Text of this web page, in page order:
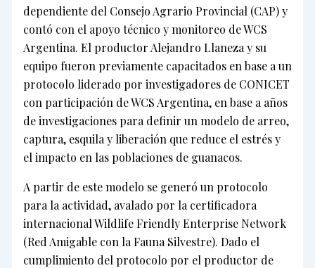
dependiente del Consejo Agrario Provincial (CAP) y
contó con el apoyo técnico y monitoreo de WCS
Argentina. El productor Alejandro Llaneza y su
equipo fueron previamente capacitados en base a un
protocolo liderado por investigadores de CONICET
con participación de WCS Argentina, en base a años
de investigaciones para definir un modelo de arreo,
captura, esquila y liberación que reduce el estrés y
el impacto en las poblaciones de guanacos.
A partir de este modelo se generó un protocolo
para la actividad, avalado por la certificadora
internacional Wildlife Friendly Enterprise Network
(Red Amigable con la Fauna Silvestre). Dado el
cumplimiento del protocolo por el productor de